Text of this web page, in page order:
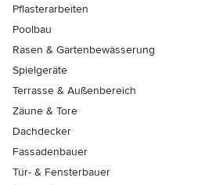
Pflasterarbeiten
Poolbau
Rasen & Gartenbewässerung
Spielgeräte
Terrasse & Außenbereich
Zäune & Tore
Dachdecker
Fassadenbauer
Tür- & Fensterbauer